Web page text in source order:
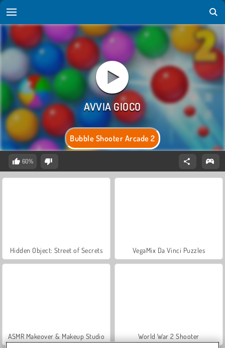
Bubble Shooter Arcade 2
60%
Hidden Object: Street of Secrets VegaMix Da Vinci Puzzles
ASMR Makeover & Makeup Studio World War 2 Shooter